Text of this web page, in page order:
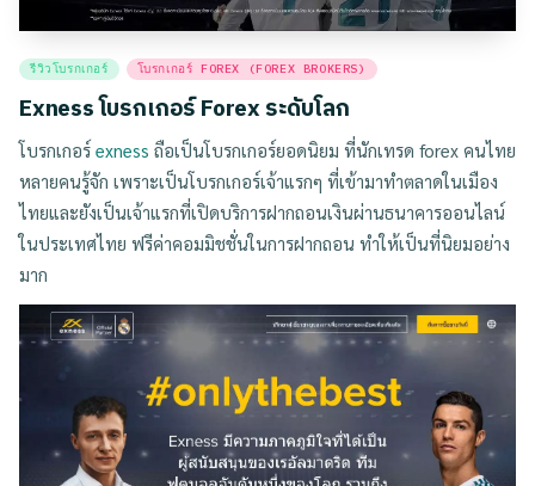
Posted
รีวิวโบรกเกอร์ โบรกเกอร์ FOREX (FOREX BROKERS)
Exness โบรกเกอร์ Forex ระดับโลก
โบรกเกอร์ exness ถือเป็นโบรกเกอร์ยอดนิยม ที่นักเทรด forex คนไทย
หลายคนรู้จัก เพราะเป็นโบรกเกอร์เจ้าแรกๆ ที่เข้ามาทำตลาดในเมือง
ไทยและยังเป็นเจ้าแรกที่เปิดบริการฝากถอนเงินผ่านธนาคารออนไลน์
ในประเทศไทย ฟรีค่าคอมมิชชั่นในการฝากถอน ทำให้เป็นที่นิยมอย่าง
มาก